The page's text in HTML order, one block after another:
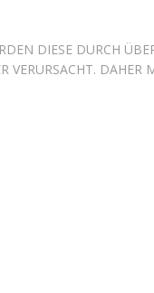
DIESE DURCH
VERURSACHT. DAHER